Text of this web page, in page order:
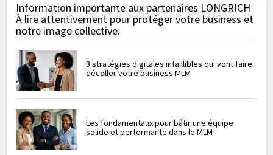
Information importante aux partenaires LONGRICH
À lire attentivement pour protéger votre business et
notre image collective.
3 stratégies digitales infaillibles qui vont faire
décoller votre business MLM
Les fondamentaux pour bâtir une équipe
solide et performante dans le MLM